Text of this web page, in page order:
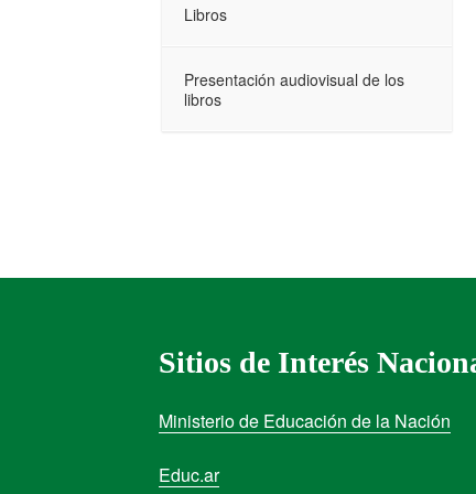
Libros
Presentación audiovisual de los
libros
Sitios de Interés
Ministerio de Educación de la Nación
Educ.ar